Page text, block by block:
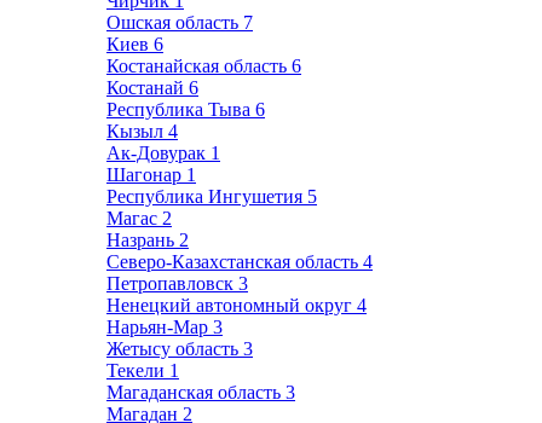
Ошская область 7
Киев 6
Костанайская область 6
Костанай 6
Республика Тыва 6
Кызыл 4
Ак-Довурак 1
Шагонар 1
Республика Ингушетия 5
Магас 2
Назрань 2
Северо-Казахстанская область 4
Петропавловск 3
Ненецкий автономный округ 4
Нарьян-Мар 3
Жетысу область 3
Текели 1
Магаданская область 3
Магадан 2